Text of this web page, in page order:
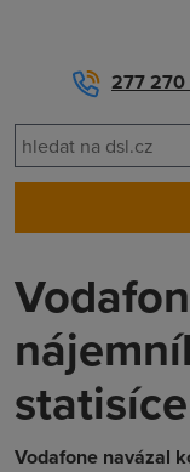
277 270
statisíce
Vodafone navázal